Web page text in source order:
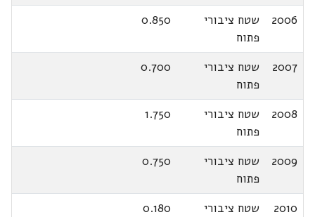
2006
שטח ציבורי
פתוח
0.850
2007
שטח ציבורי
פתוח
0.700
2008
שטח ציבורי
פתוח
1.750
2009
שטח ציבורי
פתוח
0.750
2010
שטח ציבורי
0.180